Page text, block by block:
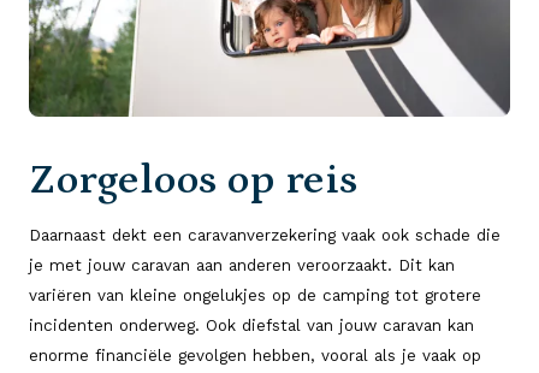
Zorgeloos op reis
Daarnaast dekt een caravanverzekering vaak ook schade die
je met jouw caravan aan anderen veroorzaakt. Dit kan
variëren van kleine ongelukjes op de camping tot grotere
incidenten onderweg. Ook diefstal van jouw caravan kan
enorme financiële gevolgen hebben, vooral als je vaak op